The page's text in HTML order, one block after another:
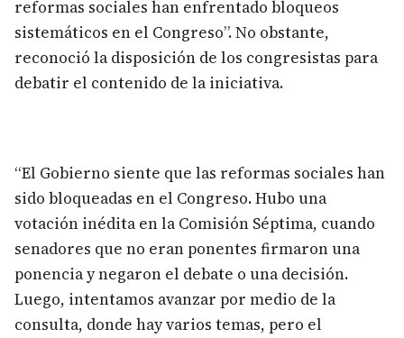
reformas sociales han enfrentado bloqueos
sistemáticos en el Congreso”. No obstante,
reconoció la disposición de los congresistas para
debatir el contenido de la iniciativa.
“El Gobierno siente que las reformas sociales han
sido bloqueadas en el Congreso. Hubo una
votación inédita en la Comisión Séptima, cuando
senadores que no eran ponentes firmaron una
ponencia y negaron el debate o una decisión.
Luego, intentamos avanzar por medio de la
consulta, donde hay varios temas, pero el